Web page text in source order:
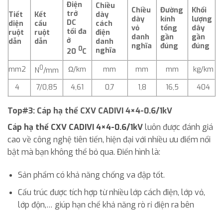
Tiết
diện
ruột
dẫn
Kết
cấu
ruột
dẫn
Điện
trở
DC
tối đa
ở
20 0C
Chiều
dày
cách
điện
danh
nghĩa
Chiều
dày
vỏ
danh
nghĩa
Đường
kính
tổng
gần
đúng
Khối
lượng
dây
gần
đúng
mm2 N0/mm Ω/km mm mm mm
kg/km
4
7/0,85 4,61 0,7 1,8 16,5 404
Top#3: Cáp hạ thế CXV CADIVI 4×4-0.6/1kV
Cáp hạ thế CXV CADIVI 4×4-0.6/1kVluôn được đánh giá
cao về công nghệ tiên tiến, hiện đại với nhiều ưu điểm nổi
bật mà bạn không thể bỏ qua. Điển hình là:
Sản phẩm có khả năng chống va đập tốt.
Cấu trúc được tích hợp từ nhiều lớp cách điện, lớp vỏ,
lớp độn,… giúp hạn chế khả năng rò rỉ điện ra bên